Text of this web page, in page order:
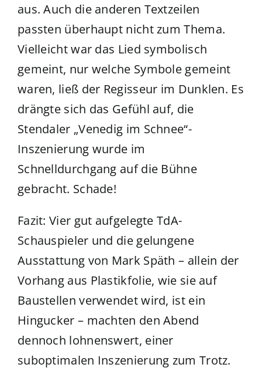
aus. Auch die anderen Textzeilen
passten überhaupt nicht zum Thema.
Vielleicht war das Lied symbolisch
gemeint, nur welche Symbole gemeint
waren, ließ der Regisseur im Dunklen. Es
drängte sich das Gefühl auf, die
Stendaler „Venedig im Schnee“-
Inszenierung wurde im
Schnelldurchgang auf die Bühne
gebracht. Schade!
Fazit: Vier gut aufgelegte TdA-
Schauspieler und die gelungene
Ausstattung von Mark Späth – allein der
Vorhang aus Plastikfolie, wie sie auf
Baustellen verwendet wird, ist ein
Hingucker – machten den Abend
dennoch lohnenswert, einer
suboptimalen Inszenierung zum Trotz.